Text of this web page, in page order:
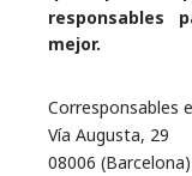
responsables
mejor.
Corresponsables
Vía Augusta, 29
08006 (Barcelona)